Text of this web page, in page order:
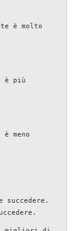
è molto
è più
meno
succedere.